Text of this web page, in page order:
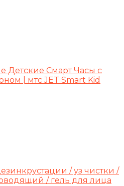
Детские Смарт Часы с
| мтс JET Smart Kid
/ уз чистки /
/ гель для лица